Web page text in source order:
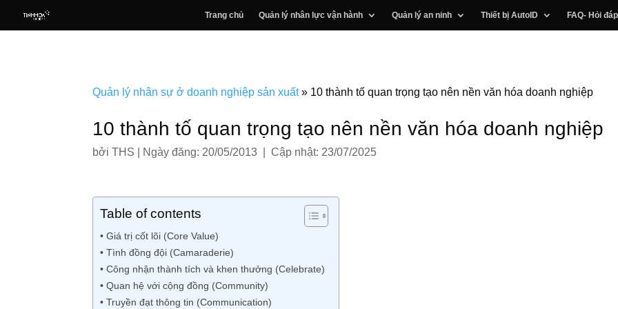
Trang chủ Quản lý nhân lực vận hành Quản lý an ninh Thiết bị AutoID FAQ- Hỏi đáp
Quản lý nhân sự ở doanh nghiệp sản xuất» 10 thành tố quan trọng tạo nên nền văn hóa doanh nghiệp
10 thành tố quan trọng tạo nên nền văn hóa doanh nghiệp
bởiTHS Ngày đăng: 20/05/2013 | Cập nhật: 23/07/2025
Table of contents
• Giá trị cốt lõi (Core Value)
• Tình đồng đội (Camaraderie)
• Công nhận thành tích và khen thưởng (Celebrate)
• Quan hệ với cộng đồng (Community)
• Truyền đạt thông tin (Communication)